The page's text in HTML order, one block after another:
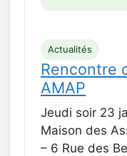
Actualités
Rencontre
AMAP
Jeudi soir 23
Maison des
– 6 Rue des